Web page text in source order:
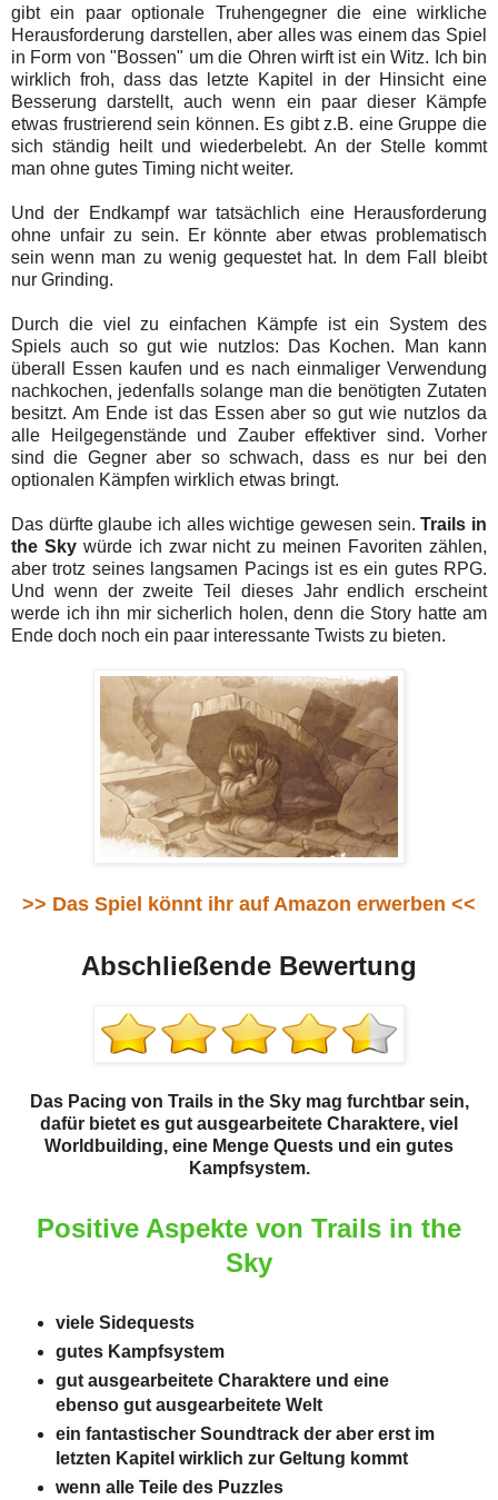
gibt ein paar optionale Truhengegner die eine wirkliche
Herausforderung darstellen, aber alles was einem das Spiel
in Form von "Bossen" um die Ohren wirft ist ein Witz. Ich bin
wirklich froh, dass das letzte Kapitel in der Hinsicht eine
Besserung darstellt, auch wenn ein paar dieser Kämpfe
etwas frustrierend sein können. Es gibt z.B. eine Gruppe die
sich ständig heilt und wiederbelebt. An der Stelle kommt
man ohne gutes Timing nicht weiter.
Und der Endkampf war tatsächlich eine Herausforderung
ohne unfair zu sein. Er könnte aber etwas problematisch
sein wenn man zu wenig gequestet hat. In dem Fall bleibt
nur Grinding.
Durch die viel zu einfachen Kämpfe ist ein System des
Spiels auch so gut wie nutzlos: Das Kochen. Man kann
überall Essen kaufen und es nach einmaliger Verwendung
nachkochen, jedenfalls solange man die benötigten Zutaten
besitzt. Am Ende ist das Essen aber so gut wie nutzlos da
alle Heilgegenstände und Zauber effektiver sind. Vorher
sind die Gegner aber so schwach, dass es nur bei den
optionalen Kämpfen wirklich etwas bringt.
Das dürfte glaube ich alles wichtige gewesen sein.Trails in
the Skywürde ich zwar nicht zu meinen Favoriten zählen,
aber trotz seines langsamen Pacings ist es ein gutes RPG.
Und wenn der zweite Teil dieses Jahr endlich erscheint
werde ich ihn mir sicherlich holen, denn die Story hatte am
Ende doch noch ein paar interessante Twists zu bieten.
>> Das Spiel könnt ihr auf Amazon erwerben <<
Abschließende Bewertung
Das Pacing von Trails in the Sky mag furchtbar sein,
dafür bietet es gut ausgearbeitete Charaktere, viel
Worldbuilding, eine Menge Quests und ein gutes
Kampfsystem.
Positive Aspekte von Trails in the
Sky
viele Sidequests
gutes Kampfsystem
gut ausgearbeitete Charaktere und eine
ebenso gut ausgearbeitete Welt
ein fantastischer Soundtrack der aber erst im
letzten Kapitel wirklich zur Geltung kommt
wenn alle Teile des Puzzles